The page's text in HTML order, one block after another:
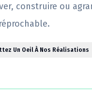
construire ou
Un Oeil À Nos Réalisations